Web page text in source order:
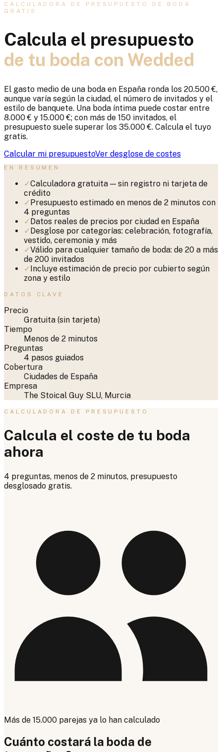
CALCULADORA DE PRESUPUESTO DE BODA
GRATIS
Calcula el presupuesto
de tu boda con Wedded
El gasto medio de una boda en España ronda los 20.500 €,
aunque varía según la ciudad, el número de invitados y el
estilo de banquete. Una boda íntima puede costar entre
8.000 € y 15.000 €; con más de 150 invitados, el
presupuesto suele superar los 35.000 €. Calcula el tuyo
gratis.
Calcular mi presupuestoVer desglose de costes
EN RESUMEN
✓Calculadora gratuita — sin registro ni tarjeta de
crédito
✓ Presupuesto estimado en menos de 2 minutos con
4 preguntas
✓ Datos reales de precios por ciudad en España
✓ Desglose por categorías: celebración, fotografía,
vestido, ceremonia y más
✓Válido para cualquier tamaño de boda: de 20 a más
de 200 invitados
✓ Incluye estimación de precio por cubierto según
zona y estilo
DATOS CLAVE
Precio
Gratuita (sin tarjeta)
Tiempo
Menos de 2 minutos
Preguntas
4 pasos guiados
Cobertura
Ciudades de España
Empresa
The Stoical Guy SLU, Murcia
CALCULADORA DE PRESUPUESTO
Calcula el coste de tu boda
ahora
4 preguntas, menos de 2 minutos, presupuesto
desglosado gratis.
Más de 15.000 parejas ya lo han calculado
Cuánto costará la boda de